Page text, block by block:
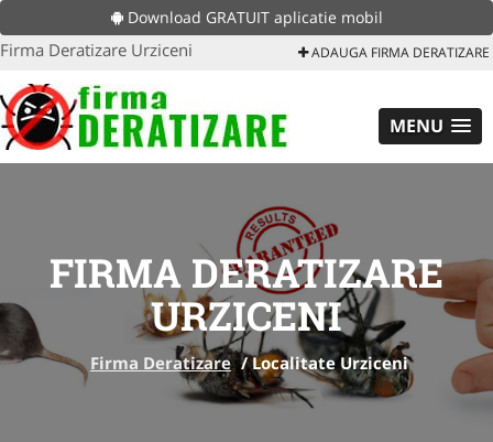
Download GRATUIT aplicatie mobil
Firma Deratizare Urziceni ADAUGA FIRMA DERATIZARE
MENU
FIRMA DERATIZARE
URZICENI
Firma Deratizare /Localitate Urziceni